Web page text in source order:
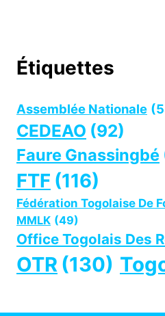
Étiquettes
Assemblée Nationale
CEDEAO (92)
Faure Gnassingbé
FTF (116)
Fédération Togolaise De
MMLK (49)
Office Togolais Des
OTR (130)